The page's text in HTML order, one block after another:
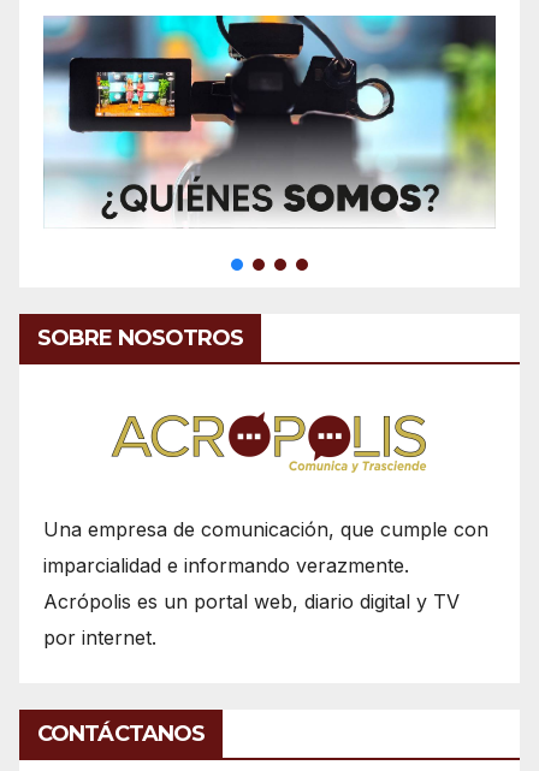
SOBRE NOSOTROS
Una empresa de comunicación, que cumple con
imparcialidad e informando verazmente.
Acrópolis es un portal web, diario digital y TV
por internet.
CONTÁCTANOS